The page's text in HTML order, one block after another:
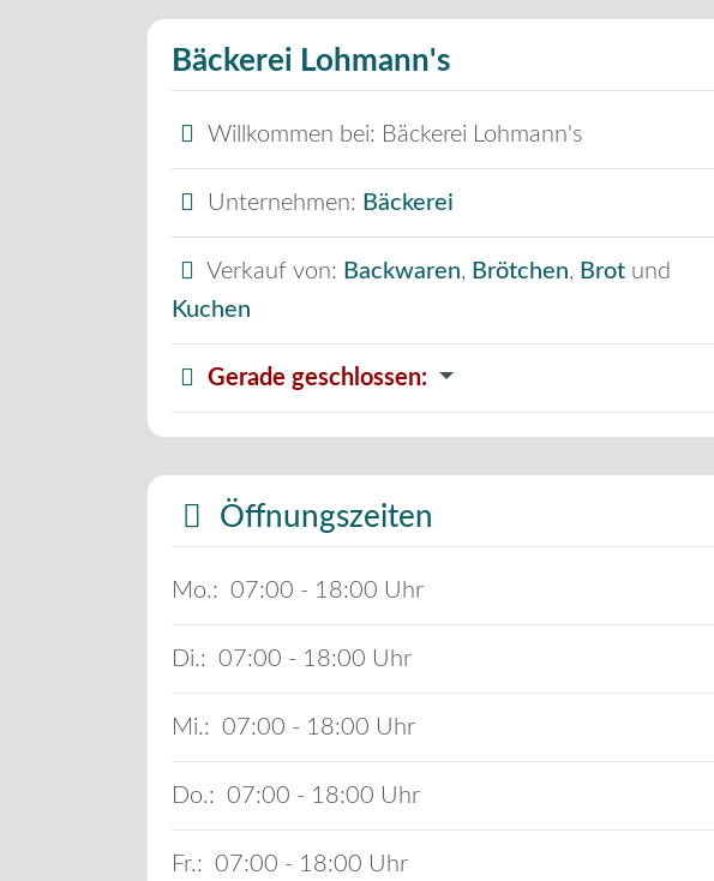
Bäckerei Lohmann's
Willkommen bei: Bäckerei Lohmann's
Unternehmen: Bäckerei
Verkauf von: Backwaren, Brötchen, Brot und
Kuchen
Gerade geschlossen:
Öffnungszeiten
Mo.: 07:00 - 18:00
Di.: 07:00 - 18:00
Mi.: 07:00 - 18:00
Do.: 07:00 - 18:00
Fr.: 07:00 - 18:00